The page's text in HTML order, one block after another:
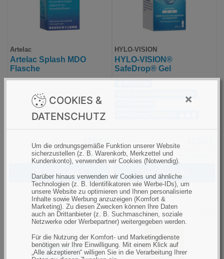
COOKIES &
DATENSCHUTZ
×
Um die ordnungsgemäße Funktion unserer Website
sicherzustellen (z. B. Warenkorb, Merkzettel und
Kundenkonto), verwenden wir Cookies (Notwendig).
Darüber hinaus verwenden wir Cookies und ähnliche
Technologien (z. B. Identifikatoren wie Werbe-IDs), um
unsere Website zu optimieren und Ihnen personalisierte
Inhalte sowie Werbung anzuzeigen (Komfort &
Marketing). Zu diesen Zwecken können Ihre Daten
auch an Drittanbieter (z. B. Suchmaschinen, soziale
Netzwerke oder Werbepartner) weitergegeben werden.
Für die Nutzung der Komfort- und Marketingdienste
benötigen wir Ihre Einwilligung. Mit einem Klick auf
„Alle akzeptieren“ willigen Sie in die Verarbeitung Ihrer
Artelac
Artelac Splash MDO
Flasche
12,64 €
1.264,00 € pro 1 Liter
inkl. MwSt., zzgl.Versandkosten
Zum Produkt
HYLO-VISION
HYLO-VISION®
SafeDrop® Gel
1,26 € pro 1ml
inkl. MwSt., zzgl.
Zum Produkt